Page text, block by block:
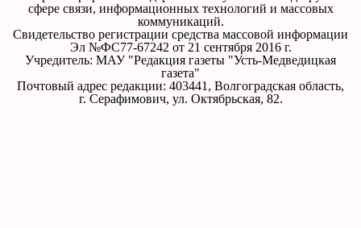
сфере связи, информационных технологий и массовых
коммуникаций.
Свидетельство регистрации средства массовой информации
Эл №ФС77-67242 от 21 сентября 2016 г.
Учредитель: МАУ "Редакция газеты "Усть-Медведицкая
газета"
Почтовый адрес редакции: 403441, Волгоградская область,
г. Серафимович, ул. Октябрьская, 82.